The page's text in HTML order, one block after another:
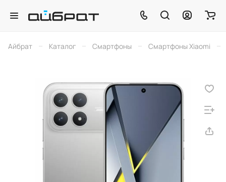
Айбрат – Каталог – Смартфоны – Смартфоны Xiaomi –